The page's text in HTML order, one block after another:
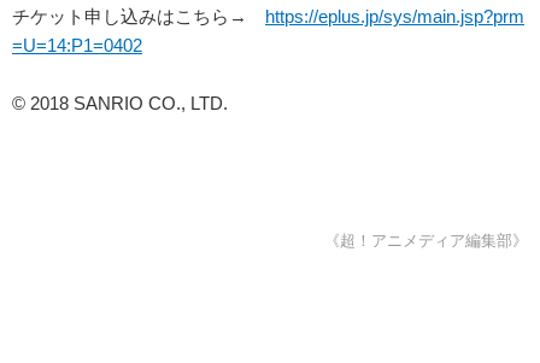
チケット申し込みはこちら→ https://eplus.jp/sys/main.jsp?prm
=U=14:P1=0402
© 2018 SANRIO CO., LTD.
《超！アニメディア編集部》